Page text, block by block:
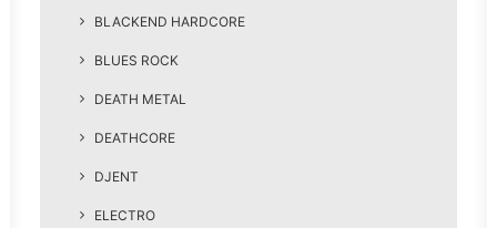
BLACKEND HARDCORE
BLUES ROCK
DEATH METAL
DEATHCORE
DJENT
ELECTRO